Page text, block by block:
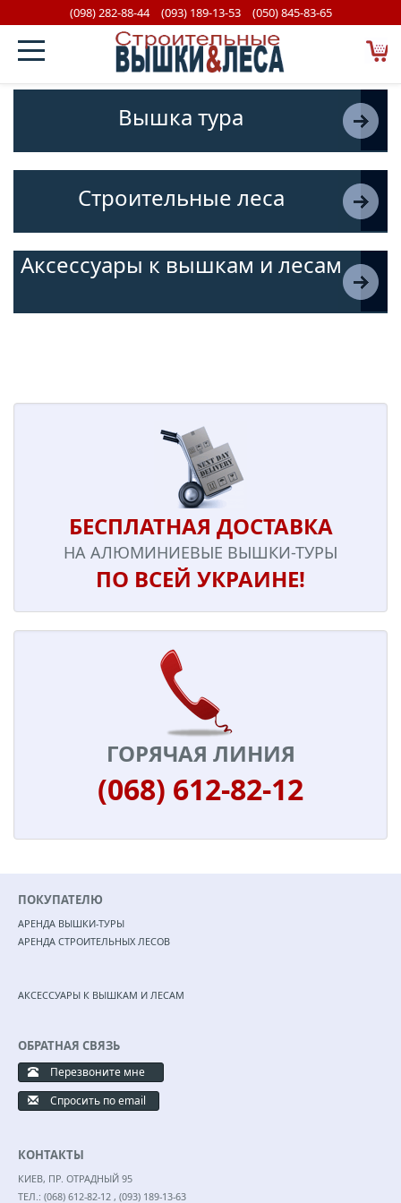
(098) 282-88-44 (093) 189-13-53 (050) 845-83-65
Вышка тура
Строительные леса
Аксессуары к вышкам и лесам
БЕСПЛАТНАЯ ДОСТАВКА
НА АЛЮМИНИЕВЫЕ ВЫШКИ-ТУРЫ
ПО ВСЕЙ УКРАИНЕ!
ГОРЯЧАЯ ЛИНИЯ
(068) 612-82-12
ПОКУПАТЕЛЮ
АРЕНДА ВЫШКИ-ТУРЫ
АРЕНДА СТРОИТЕЛЬНЫХ ЛЕСОВ
АКСЕССУАРЫ К ВЫШКАМ И ЛЕСАМ
ОБРАТНАЯ СВЯЗЬ
Перезвоните мне
Спросить по email
КОНТАКТЫ
КИЕВ, ПР. ОТРАДНЫЙ 95
ТЕЛ.: (068) 612-82-12 , (093) 189-13-63